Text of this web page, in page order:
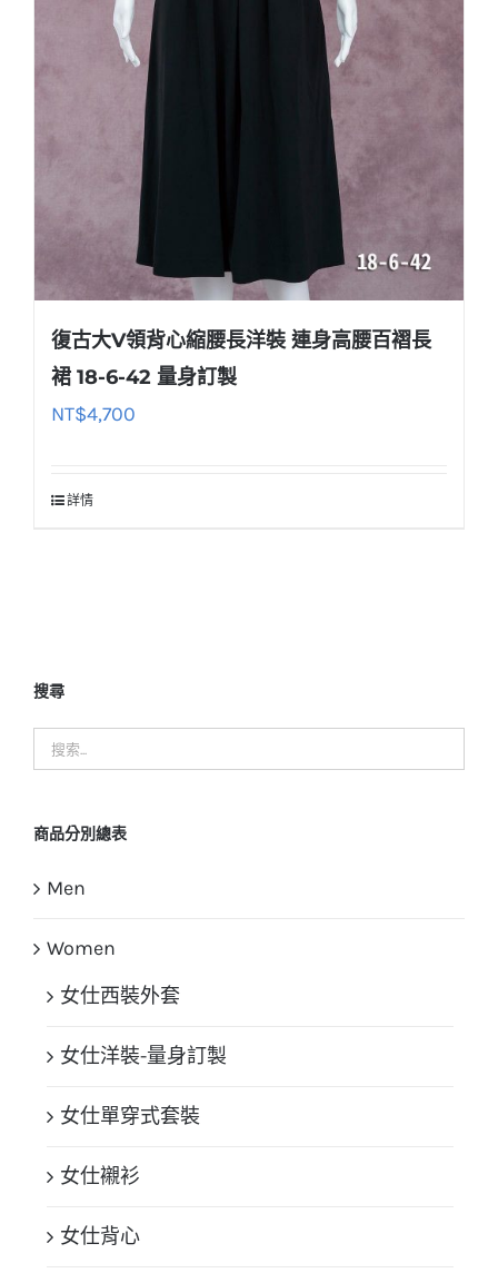
復古大V領背心縮腰長洋裝 連身高腰百褶長
裙 18-6-42 量身訂製
NT$4,700
詳情
搜尋
商品分別總表
Men
Women
女仕西裝外套
女仕洋裝-量身訂製
女仕單穿式套裝
女仕襯衫
女仕背心